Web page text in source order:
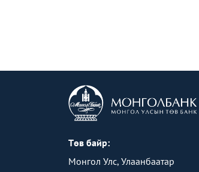
Төв байр:
Монгол Улс, Улаанбаатар